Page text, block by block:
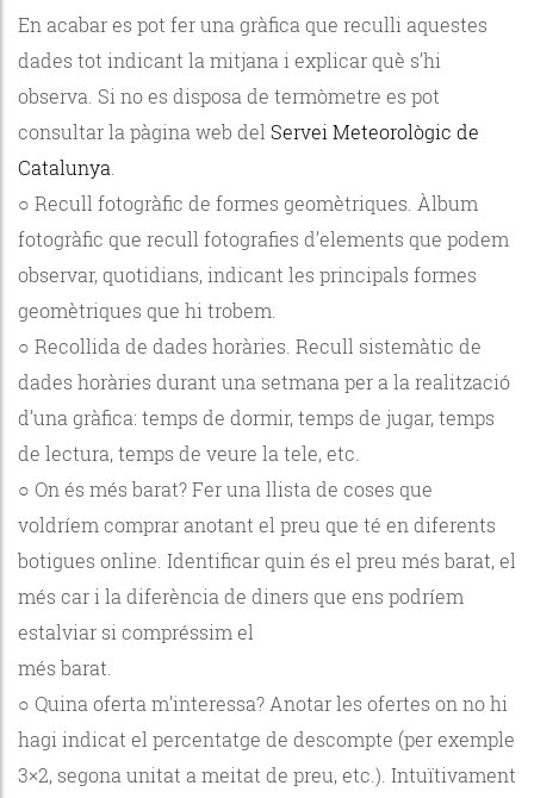
En acabar es pot fer una gràfica que reculli aquestes
dades tot indicant la mitjana i explicar què s’hi
observa. Si no es disposa de termòmetre es pot
consultar la pàgina web del Servei Meteorològic de
Catalunya
○ Recull fotogràfic de formes geomètriques. Àlbum
fotogràfic que recull fotografies d’elements que podem
observar, quotidians, indicant les principals formes
geomètriques que hi trobem.
○ Recollida de dades horàries. Recull sistemàtic de
dades horàries durant una setmana per a la realització
d’una gràfica: temps de dormir, temps de jugar, temps
de lectura, temps de veure la tele, etc.
○ On és més barat? Fer una llista de coses que
voldríem comprar anotant el preu que té en diferents
botigues online. Identificar quin és el preu més barat, el
més car i la diferència de diners que ens podríem
estalviar si compréssim el
més barat.
○ Quina oferta m’interessa? Anotar les ofertes on no hi
hagi indicat el percentatge de descompte (per exemple
3×2, segona unitat a meitat de preu, etc.). Intuïtivament